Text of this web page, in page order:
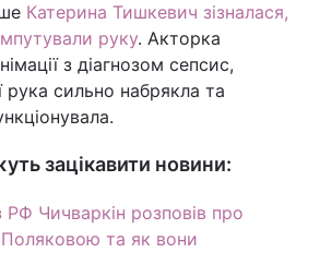
Катерина Тишкевич зізналася,
руку. Акторка
з діагнозом сепсис,
рука сильно набрякла та
зацікавити новини:
РФ Чичваркін розповів про
та як вони